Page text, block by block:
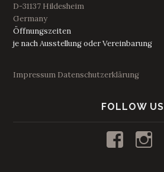
D-31137 Hildesheim
Germany
Öffnungszeiten
je nach Ausstellung oder Vereinbarung
Impressum Datenschutzerklärung
FOLLOW US
Profil
von